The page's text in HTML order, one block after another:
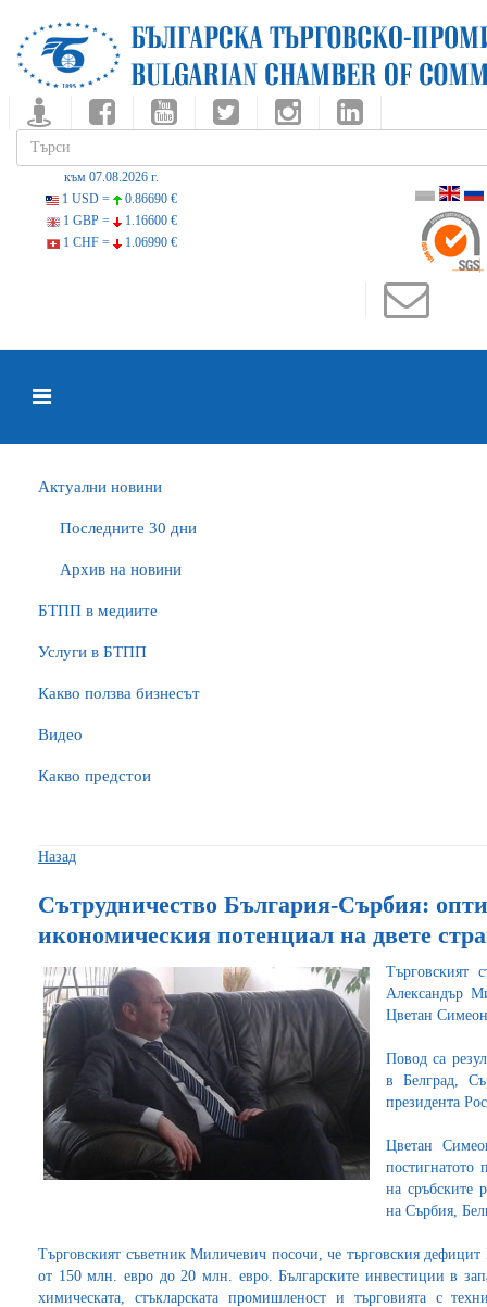
към 07.08.2026 г.
1 USD =
0.86690 €
1 GBP =
1.16600 €
1 CHF =
1.06990 €
Актуални новини
Последните 30 дни
Архив на новини
БTПП в медиите
Услуги в БТПП
Какво ползва бизнесът
Видео
Какво предстои
Назад
Сътрудничество България-Сърбия:
икономическия потенциал на двете
Търговският
Александър
Цветан
Повод са
в Белград,
президента
Цветан
постигнатото
на сръбските
на Сърбия,
Търговският съветник Миличевич посочи, че търговския
от 150 млн. евро до 20 млн. евро. Българските инвестиции в
химическата, стъкларската промишленост и търговията с